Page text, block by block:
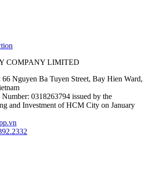
COMPANY LIMITED
66 Nguyen Ba Tuyen Street, Bay Hien Ward,
Number: 0318263794 issued by the
and Investment of HCM City on January